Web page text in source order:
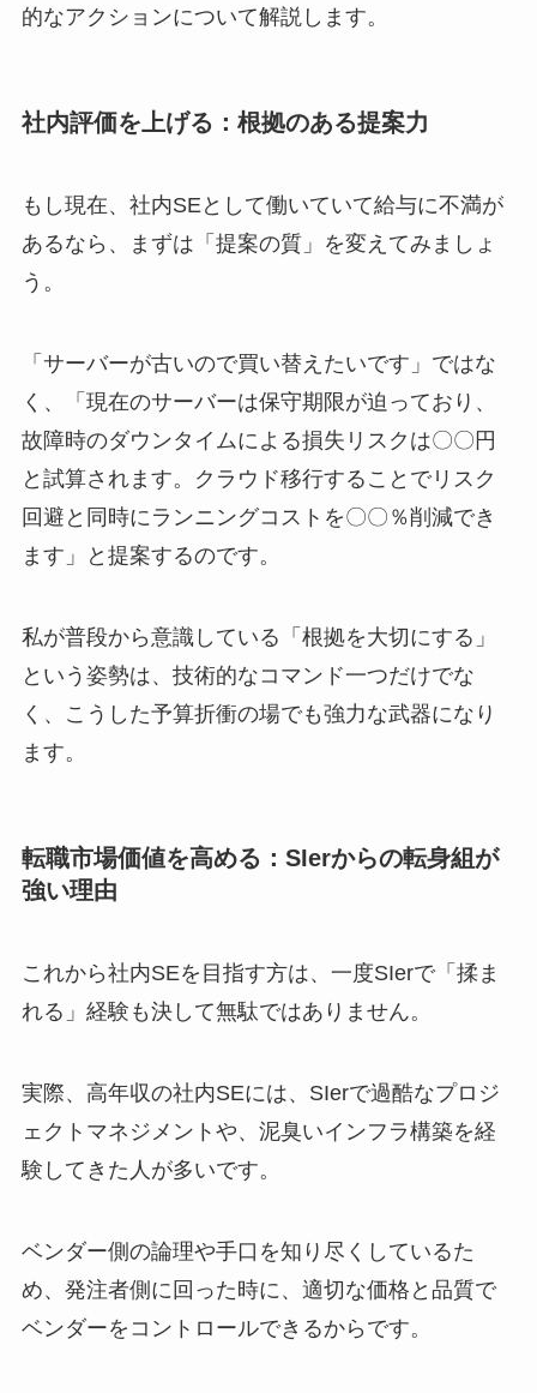
的なアクションについて解説します。
社内評価を上げる：根拠のある提案力
もし現在、社内SEとして働いていて給与に不満が
あるなら、まずは「提案の質」を変えてみましょ
う。
「サーバーが古いので買い替えたいです」ではな
く、「現在のサーバーは保守期限が迫っており、
故障時のダウンタイムによる損失リスクは〇〇円
と試算されます。クラウド移行することでリスク
回避と同時にランニングコストを〇〇％削減でき
ます」と提案するのです。
私が普段から意識している「根拠を大切にする」
という姿勢は、技術的なコマンド一つだけでな
く、こうした予算折衝の場でも強力な武器になり
ます。
転職市場価値を高める：SIerからの転身組が
強い理由
これから社内SEを目指す方は、一度SIerで「揉ま
れる」経験も決して無駄ではありません。
実際、高年収の社内SEには、SIerで過酷なプロジ
ェクトマネジメントや、泥臭いインフラ構築を経
験してきた人が多いです。
ベンダー側の論理や手口を知り尽くしているた
め、発注者側に回った時に、適切な価格と品質で
ベンダーをコントロールできるからです。